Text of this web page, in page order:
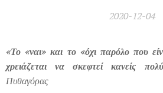
2020-12-04
«Το «ναι» και το «όχι παρόλο που
χρειάζεται να σκεφτεί κανείς
Πυθαγόρας